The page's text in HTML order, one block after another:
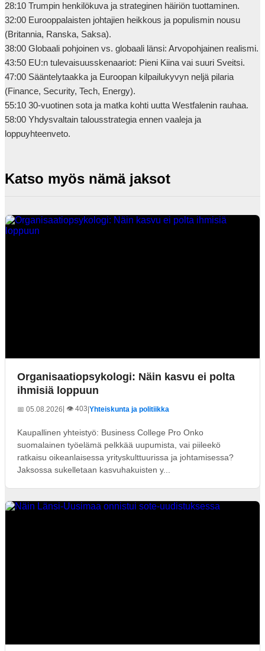
28:10 Trumpin henkilökuva ja strateginen häiriön tuottaminen.
32:00 Eurooppalaisten johtajien heikkous ja populismin nousu
(Britannia, Ranska, Saksa).
38:00 Globaali pohjoinen vs. globaali länsi: Arvopohjainen realismi.
43:50 EU:n tulevaisuusskenaariot: Pieni Kiina vai suuri Sveitsi.
47:00 Sääntelytaakka ja Euroopan kilpailukyvyn neljä pilaria
(Finance, Security, Tech, Energy).
55:10 30-vuotinen sota ja matka kohti uutta Westfalenin rauhaa.
58:00 Yhdysvaltain talousstrategia ennen vaaleja ja
loppuyhteenveto.
Katso myös nämä jaksot
Organisaatiopsykologi: Näin kasvu ei polta
ihmisiä loppuun
📅 05.08.2026| 👁️ 403 Yhteiskunta ja politiikka
Kaupallinen yhteistyö: Business College Pro Onko
suomalainen työelämä pelkkää uupumista, vai piileekö
ratkaisu oikeanlaisessa yrityskulttuurissa ja johtamisessa?
Jaksossa sukelletaan kasvuhakuisten y...